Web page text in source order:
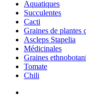
Aquatiques
Succulentes
Cacti
Graines de plantes
Ascleps Stapelia
Médicinales
Graines
Tomate
Chili